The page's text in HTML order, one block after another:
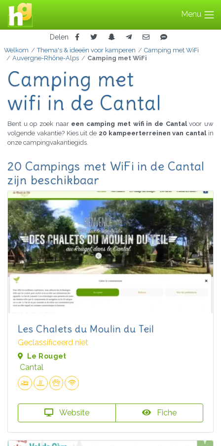
Menu
Delen
Welkom Thema's & ideeën voor kamperen
Camping met WiFi
Auvergne-Rhône-Alps
Camping met WiFi
Camping met
wifi in de Cantal
Bent u op zoek naar een camping met wifi in de Cantalvoor uw
volgende vakantie? Kies uit de 20 kampeerterreinen van cantalin
onze campingvakantiegids.
20 Campings met WiFi in de Cantal
zijn beschikbaar
Les Chalets du Moulin du Teil
Geclassificeerd niet
Le Rouget
Cantal
Website Fiche